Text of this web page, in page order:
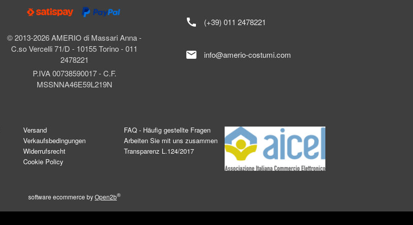
© 2013-2026 AMERIO di Massari Anna -
C.so Vercelli 71/D - 10155 Torino - 011
2478221
P.IVA 00738590017 - C.F.
MSSNNA46E59L219N
call (+39) 011 2478221
mail info@amerio-costumi.com
Versand
Verkaufsbedingungen
Widerrufsrecht
Cookie Policy
FAQ - Häufig gestellte Fragen
Arbeiten Sie mit uns zusammen
Transparenz L.124/2017
software ecommerce byOpen2b®